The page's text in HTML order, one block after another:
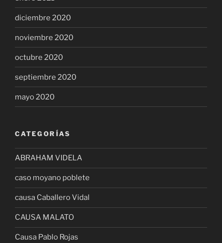
diciembre 2020
noviembre 2020
octubre 2020
septiembre 2020
mayo 2020
CATEGORÍAS
ABRAHAM VIDELA
caso moyano poblete
causa Caballero Vidal
CAUSA MALATO
Causa Pablo Rojas